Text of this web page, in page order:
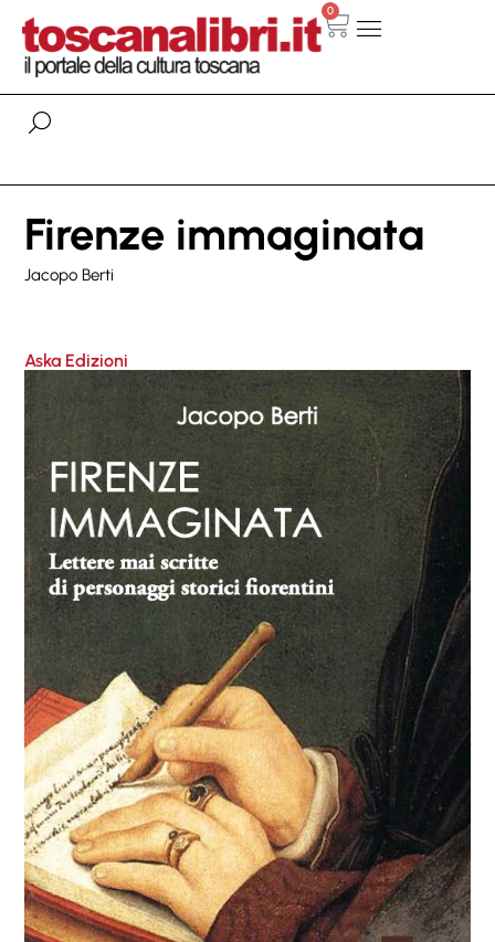
0
Firenze immaginata
Jacopo Berti
Aska Edizioni